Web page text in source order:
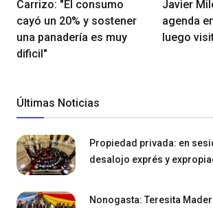
Carrizo: "El consumo
cayó un 20% y sostener
una panadería es muy
dificil"
Javier
agenda
luego
Últimas Noticias
Propiedad privada: en
desalojo exprés y
Nonogasta: Teresita